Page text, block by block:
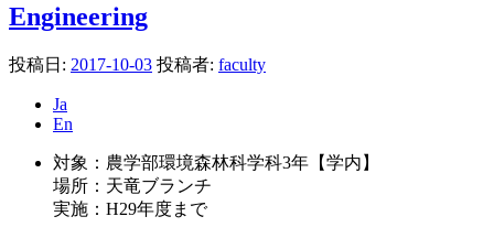
Engineering
投稿日: 2017-10-03 投稿者: faculty
Ja
En
対象：農学部環境森林科学科3年【学内】
場所：天竜ブランチ
実施：H29年度まで